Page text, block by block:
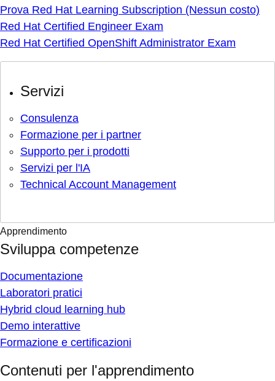
Prova Red Hat Learning Subscription (Nessun costo)
Red Hat Certified Engineer Exam
Red Hat Certified OpenShift Administrator Exam
Servizi
Consulenza
Formazione per i partner
Supporto per i prodotti
Servizi per l'IA
Technical Account Management
Apprendimento
Sviluppa competenze
Documentazione
Laboratori pratici
Hybrid cloud learning hub
Demo interattive
Formazione e certificazioni
Contenuti per l'apprendimento